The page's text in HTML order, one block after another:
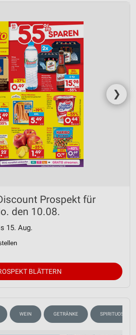
❯
Prospekt für
den 10.08.
15. Aug.
BLÄTTERN
WEIN GETRÄNKE SPIRITUOSEN